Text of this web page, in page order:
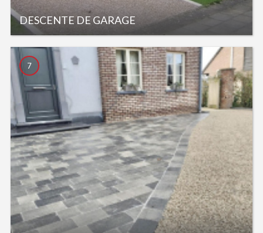
DESCENTE DE GARAGE
7